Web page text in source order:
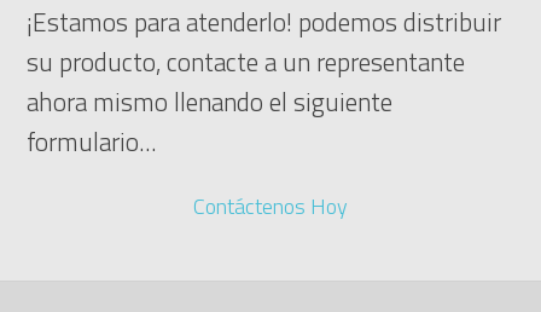
¡Estamos para atenderlo! podemos distribuir
su producto, contacte a un representante
ahora mismo llenando el siguiente
formulario...
Contáctenos Hoy